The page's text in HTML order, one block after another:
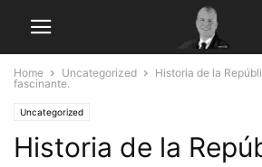
Home Uncategorized
Historia de la
fascinante.
Uncategorized
Historia de la